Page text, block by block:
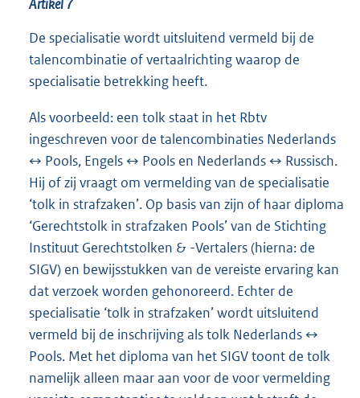
Artikel 7
De specialisatie wordt uitsluitend vermeld bij de
talencombinatie of vertaalrichting waarop de
specialisatie betrekking heeft.
Als voorbeeld: een tolk staat in het Rbtv
ingeschreven voor de talencombinaties Nederlands
↔ Pools, Engels ↔ Pools en Nederlands ↔ Russisch.
Hij of zij vraagt om vermelding van de specialisatie
‘tolk in strafzaken’. Op basis van zijn of haar diploma
‘Gerechtstolk in strafzaken Pools’ van de Stichting
Instituut Gerechtstolken & -Vertalers (hierna: de
SIGV) en bewijsstukken van de vereiste ervaring kan
dat verzoek worden gehonoreerd. Echter de
specialisatie ‘tolk in strafzaken’ wordt uitsluitend
vermeld bij de inschrijving als tolk Nederlands ↔
Pools. Met het diploma van het SIGV toont de tolk
namelijk alleen maar aan voor de voor vermelding